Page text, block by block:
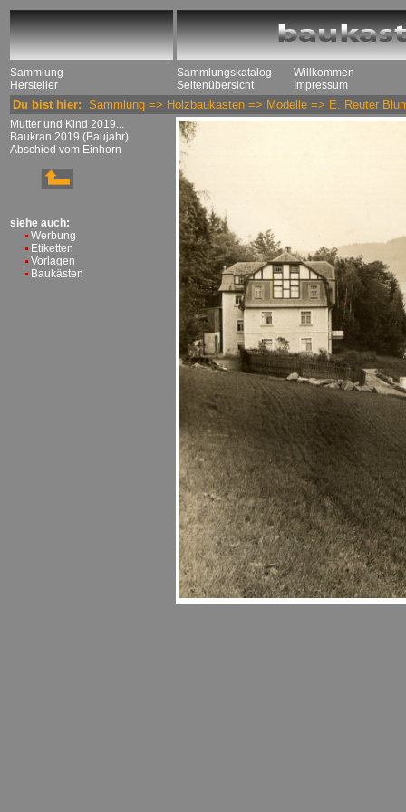
Sammlung
Hersteller
Sammlungskatalog
Seitenübersicht
Willkommen
Impressum
Du bist hier: Sammlung => Holzbaukasten => Modelle => E. Reuter
Mutter und Kind 2019...
Baukran 2019 (Baujahr)
Abschied vom Einhorn
siehe auch:
Werbung
Etiketten
Vorlagen
Baukästen